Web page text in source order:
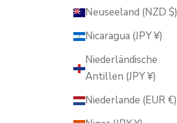
Neuseeland (NZD $)
Nicaragua (JPY ¥)
Niederländische
Antillen (JPY ¥)
Niederlande (EUR €)